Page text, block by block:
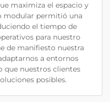
maximiza el espacio y
modular permitió una
el tiempo de
para nuestro
de manifiesto nuestra
a entornos
que nuestros clientes
posibles.